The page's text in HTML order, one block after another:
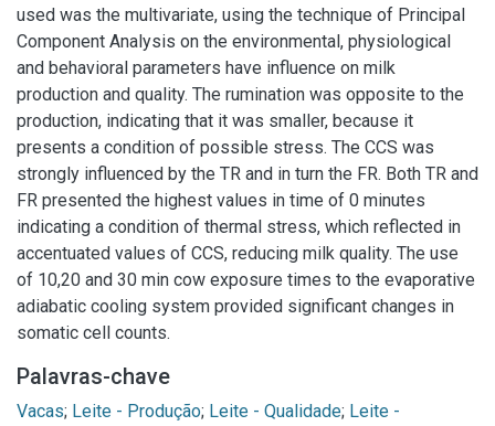
used was the multivariate, using the technique of Principal
Component Analysis on the environmental, physiological
and behavioral parameters have influence on milk
production and quality. The rumination was opposite to the
production, indicating that it was smaller, because it
presents a condition of possible stress. The CCS was
strongly influenced by the TR and in turn the FR. Both TR and
FR presented the highest values in time of 0 minutes
indicating a condition of thermal stress, which reflected in
accentuated values of CCS, reducing milk quality. The use
of 10,20 and 30 min cow exposure times to the evaporative
adiabatic cooling system provided significant changes in
somatic cell counts.
Palavras-chave
Vacas; Leite - Produção; Leite - Qualidade; Leite -